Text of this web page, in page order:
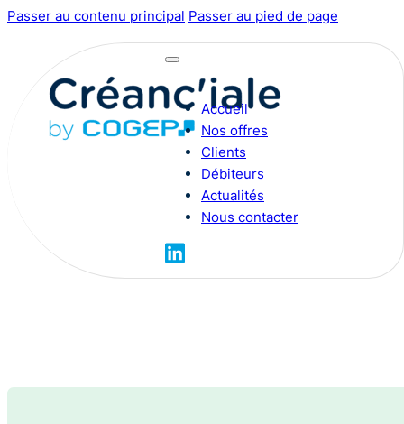
Passer au contenu principal Passer au pied de page
Accueil
Nos offres
Clients
Débiteurs
Actualités
Nous contacter